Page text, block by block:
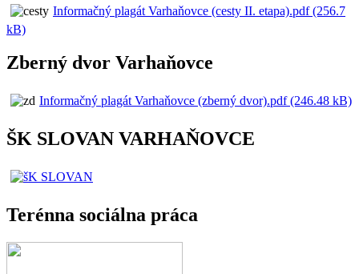
Informačný plagát Varhaňovce (cesty II. etapa).pdf (256.7
kB)
Zberný dvor Varhaňovce
Informačný plagát Varhaňovce (zberný dvor).pdf (246.48 kB)
ŠK SLOVAN VARHAŇOVCE
Terénna sociálna práca